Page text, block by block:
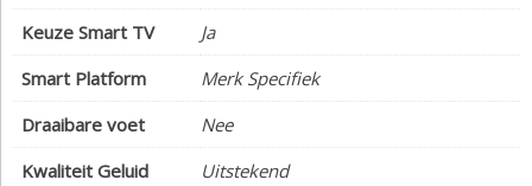
Keuze Smart TV
Ja
Smart Platform
Merk Specifiek
Draaibare voet
Nee
Kwaliteit Geluid
Uitstekend